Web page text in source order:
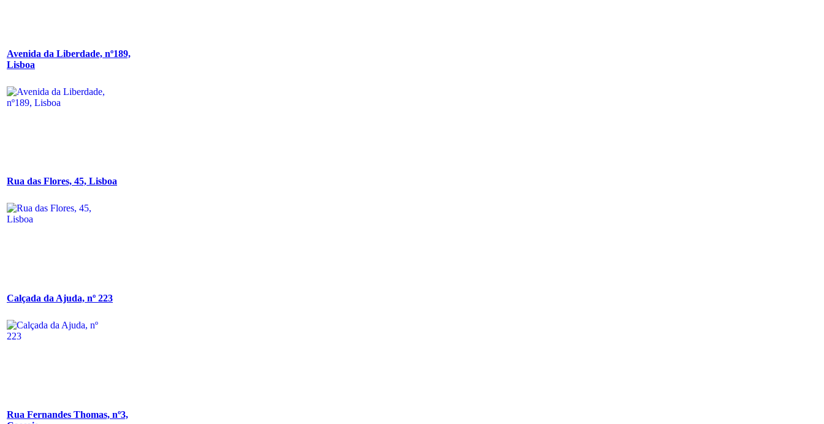
Avenida da Liberdade, nº189,
Lisboa
Rua das Flores, 45, Lisboa
Calçada da Ajuda, nº 223
Rua Fernandes Thomas, nº3,